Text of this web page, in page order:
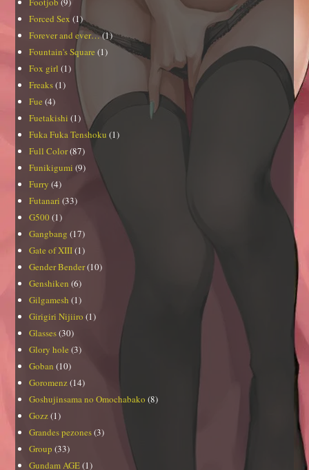
Forced Sex (1)
Forever and ever…(1)
Fountain's Square (1)
Fox girl (1)
Freaks(1)
Fue (4)
Fuetakishi (1)
Fuka Fuka Tenshoku (1)
Full Color(87)
Funikigumi (9)
Furry (4)
Futanari (33)
G500 (1)
Gangbang (17)
Gate of XIII(1)
Gender Bender(10)
Genshiken (6)
Gilgamesh (1)
Girigiri Nijiiro (1)
Glasses(30)
Glory hole (3)
Goban (10)
Goromenz(14)
Goshujinsama no Omochabako (8)
Gozz(1)
Grandes pezones(3)
Group (33)
Gundam AGE(1)